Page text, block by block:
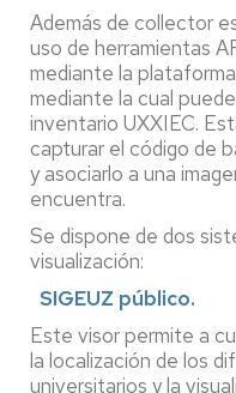
Además de collector
uso de herramientas
mediante la
mediante la cual
inventario UXXIEC.
capturar el código de
y asociarlo a una
encuentra.
Se dispone de dos
visualización:
SIGEUZ público.
Este visor permite a
la localización de los
universitarios y la